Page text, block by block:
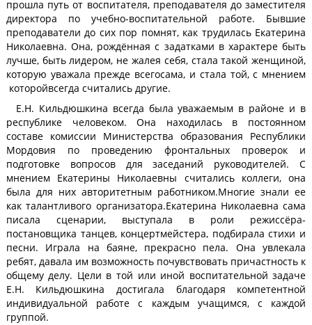
прошла путь от воспитателя, преподавателя до заместителя
директора по учебно-воспитательной работе. Бывшие
преподаватели до сих пор помнят, как трудилась Екатерина
Николаевна. Она, рождённая с задатками в характере быть
лучше, быть лидером, не жалея себя, стала такой женщиной,
которую уважала прежде всегосама, и стала той, с мнением
которойвсегда считались другие.
Е.Н. Кильдюшкина всегда была уважаемым в районе и в
республике человеком. Она находилась в постоянном
составе комиссии Министерства образования Республики
Мордовия по проведению фронтальных проверок и
подготовке вопросов для заседаний руководителей. С
мнением Екатерины Николаевны считались коллеги, она
была для них авторитетным работником.Многие знали ее
как талантливого организатора.Екатерина Николаевна сама
писала сценарии, выступала в роли режиссёра-
постановщика танцев, концертмейстера, подбирала стихи и
песни. Играла на баяне, прекрасно пела. Она увлекала
ребят, давала им возможность почувствовать причастность к
общему делу. Цели в той или иной воспитательной задаче
Е.Н. Кильдюшкина достигала благодаря компетентной
индивидуальной работе с каждым учащимся, с каждой
группой.